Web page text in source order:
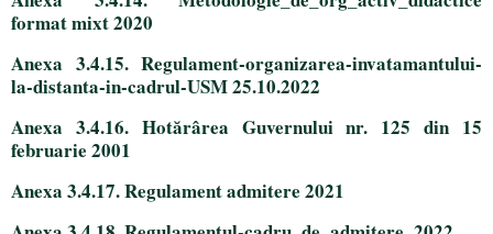
format mixt 2020
Anexa 3.4.15. Regulament-organizarea-invatamantului-
la-distanta-in-cadrul-USM 25.10.2022
Anexa 3.4.16. Hotărârea Guvernului nr. 125 din 15
februarie 2001
Anexa 3.4.17. Regulament admitere 2021